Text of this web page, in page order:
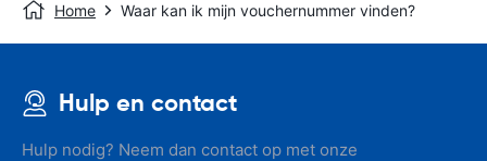
Home Waar kan ik mijn vouchernummer vinden?
Hulp en contact
Hulp nodig? Neem dan contact op met onze